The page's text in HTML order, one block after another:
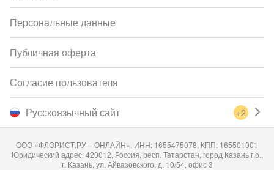
Русскоязычный сайт +2
Персональные данные
Публичная оферта
Согласие пользователя
ООО «ФЛОРИСТ.РУ – ОНЛАЙН», ИНН: 1655475078, КПП: 165501001
Юридический адрес: 420012, Россия, респ. Татарстан, город Казань г.о.,
г. Казань, ул. Айвазовского, д. 10/54, офис 3